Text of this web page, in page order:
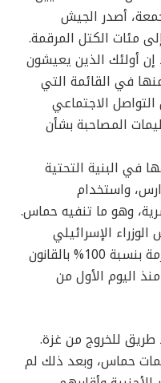
أصدر الجيش
مئات الكتل المرقمة.
إن أولئك الذين يعيشون
في القائمة التي
الاجتماعي
المصاحبة بشأن
في البنية التحتية
واستخدام
وهو ما تنفيه حماس.
الإسرائيلي
بنيامين نتنياهو: “إن إسرائيل ملتزمة بنسبة 100% بالقانون
اليوم الأول من
طريق للخروج من غزة.
حماس، وبعد ذلك لم